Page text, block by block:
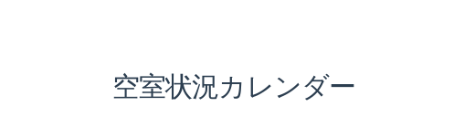
空室状況カレンダー